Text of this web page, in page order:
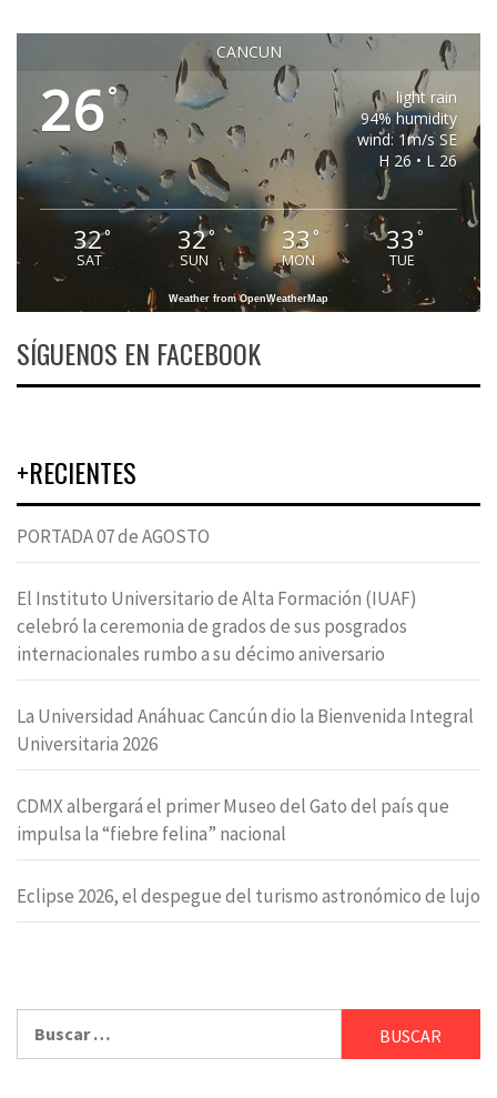
CANCUN
26°
light rain
94% humidity
wind: 1m/s SE
H 26 • L 26
32°
SAT
32°
SUN
33 °
MON
33 °
TUE
Weather from OpenWeatherMap
SÍGUENOS EN FACEBOOK
+RECIENTES
PORTADA 07 de AGOSTO
El Instituto Universitario de Alta Formación (IUAF)
celebró la ceremonia de grados de sus posgrados
internacionales rumbo a su décimo aniversario
La Universidad Anáhuac Cancún dio la Bienvenida Integral
Universitaria 2026
CDMX albergará el primer Museo del Gato del país que
impulsa la “fiebre felina” nacional
Eclipse 2026, el despegue del turismo astronómico de lujo